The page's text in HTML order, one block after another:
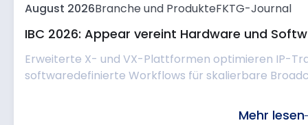
August 2026Branche und ProdukteFKTG-Journal
IBC 2026: Appear vereint Hardware und
Erweiterte X- und VX-Plattformen optimieren IP-
softwaredefinierte Workflows für skalierbare
Mehr lesen